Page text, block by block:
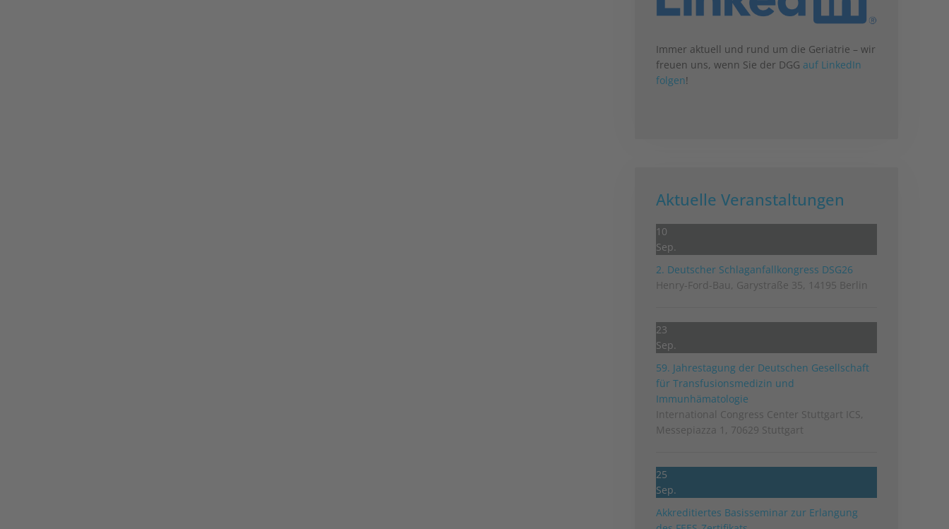
Immer aktuell und rund um die Geriatrie – wir
freuen uns, wenn Sie der DGG auf LinkedIn
folgen!
Aktuelle Veranstaltungen
10
Sep.
2. Deutscher Schlag­anfall­kongress DSG26
Henry-Ford-Bau, Garystraße 35, 14195 Berlin
23
Sep.
59. Jahrestagung der Deutschen Gesellschaft
für Transfusionsmedizin und
Immunhämatologie
International Congress Center Stuttgart ICS,
Messepiazza 1, 70629 Stuttgart
25
Sep.
Akkreditiertes Basisseminar zur Erlangung